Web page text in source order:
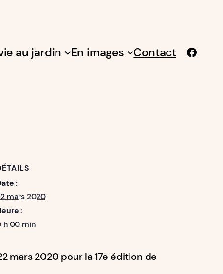
au jardin En images Contact Facebook
:
mars 2020
:
h 00 min
mars 2020 pour la 17e édition de